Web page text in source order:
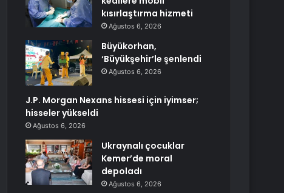
kısırlaştırma hizmeti
Ağustos 6, 2026
Büyükorhan,
‘Büyükşehir’le şenlendi
Ağustos 6, 2026
J.P. Morgan Nexans hissesi için iyimser;
hisseler yükseldi
Ağustos 6, 2026
Ukraynalı çocuklar
Kemer’de moral
depoladı
Ağustos 6, 2026